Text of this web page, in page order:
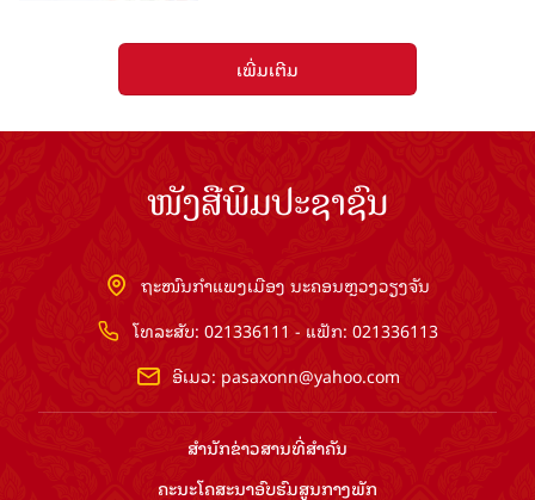
ເພີ່ມເຕີມ
ໜັງສືພິມປະຊາຊົນ
ຖະໜົນກຳແພງເມືອງ ນະຄອນຫຼວງວຽງຈັນ
ໂທລະສັບ: 021336111 - ແຟັກ: 021336113
ອີເມວ: pasaxonn@yahoo.com
ສຳ​ນັກ​ຂ່າວ​ສານ​ທີ່​ສຳ​ຄັນ​
ຄະນະໂຄສະນາອົບຮົມ​ສູນ​ກາງ​ພັກ